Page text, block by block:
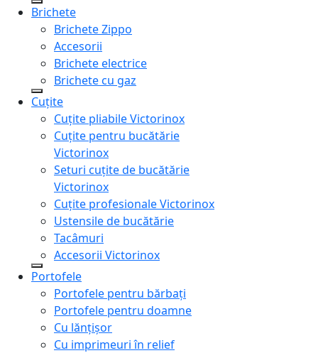
Brichete
Brichete Zippo
Accesorii
Brichete electrice
Brichete cu gaz
Cuțite
Cuțite pliabile Victorinox
Cuțite pentru bucătărie
Victorinox
Seturi cuțite de bucătărie
Victorinox
Cuțite profesionale Victorinox
Ustensile de bucătărie
Tacâmuri
Accesorii Victorinox
Portofele
Portofele pentru bărbați
Portofele pentru doamne
Cu lănțișor
Cu imprimeuri în relief